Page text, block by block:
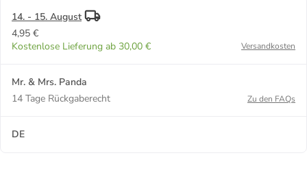
14. - 15. August
4,95 €
Kostenlose Lieferung ab 30,00 €
Versandkosten
Mr. & Mrs. Panda
14 Tage Rückgaberecht
Zu den FAQs
DE